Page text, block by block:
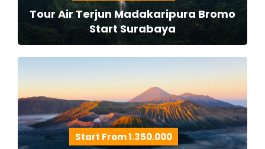
Tour Air Terjun Madakaripura Bromo
Start Surabaya
Start From 1.350.000